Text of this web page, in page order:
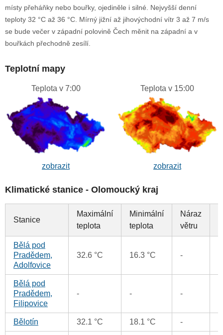
místy přeháňky nebo bouřky, ojediněle i silné. Nejvyšší denní
teploty 32 °C až 36 °C. Mírný jižní až jihovýchodní vítr 3 až 7 m/s
se bude večer v západní polovině Čech měnit na západní a v
bouřkách přechodně zesílí.
Teplotní mapy
Teplota v 7:00
zobrazit
Teplota v 15:00
zobrazit
Klimatické stanice - Olomoucký kraj
Stanice
Maximální
teplota
Minimální
teplota
Náraz
větru
Bělá pod
Pradědem,
Adolfovice
32.6 °C 16.3 °C -
Bělá pod
Pradědem,
Filipovice
- - -
Bělotín 32.1 °C 18.1 °C -